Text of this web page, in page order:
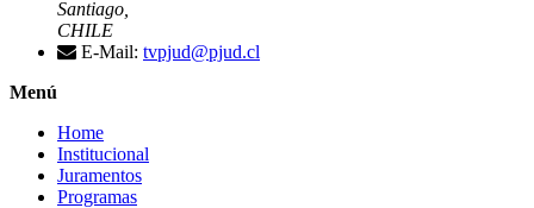
Santiago,
CHILE
E-Mail: tvpjud@pjud.cl
Menú
Home
Institucional
Juramentos
Programas